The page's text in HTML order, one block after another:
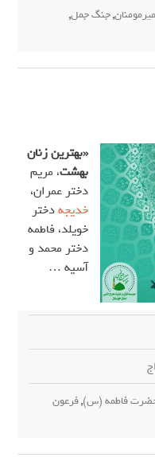
,جنگ جمل,
«بهترین زنان
بهشت، مریم
دختر عمران،
خدیجهدختر
خویلد، فاطمه
دختر محمد و
آسیه …
فاطمه (س),فرعون